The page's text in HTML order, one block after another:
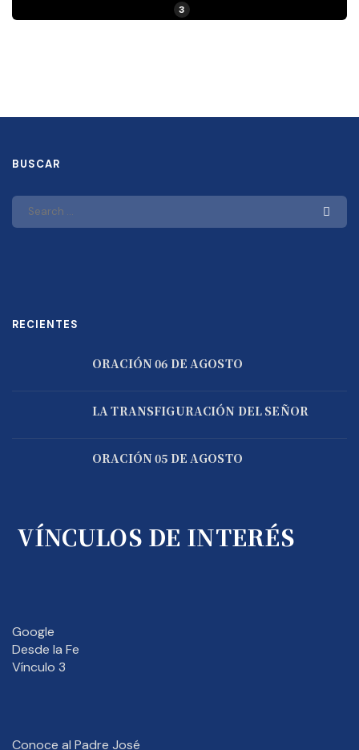
3
BUSCAR
RECIENTES
ORACIÓN 06 DE AGOSTO
LA TRANSFIGURACIÓN DEL SEÑOR
ORACIÓN 05 DE AGOSTO
VÍNCULOS DE INTERÉS
Google
Desde la Fe
Vínculo 3
Conoce al Padre José